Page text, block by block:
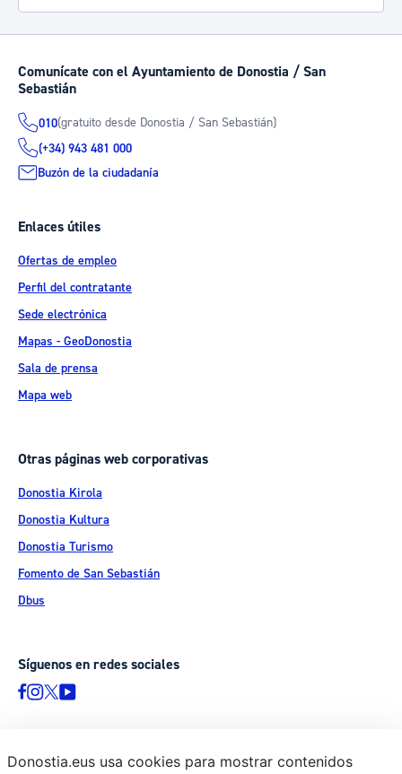
Comunícate con el Ayuntamiento de Donostia / San
Sebastián
010(gratuito desde Donostia / San Sebastián)
(+34) 943 481 000
Buzón de la ciudadanía
Enlaces útiles
Ofertas de empleo
Perfil del contratante
Sede electrónica
Mapas - GeoDonostia
Sala de prensa
Mapa web
Otras páginas web corporativas
Donostia Kirola
Donostia Kultura
Donostia Turismo
Fomento de San Sebastián
Dbus
Síguenos en redes sociales
Donostia.eus usa cookies para mostrar contenidos